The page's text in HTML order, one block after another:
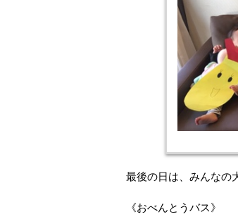
最後の日は、みんなの
《おべんとうバス》